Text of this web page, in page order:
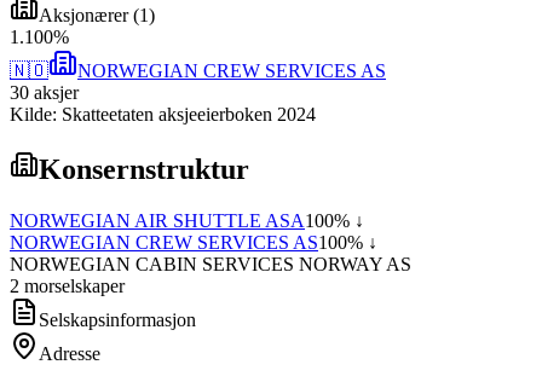
Aksjonærer(1)
1 .100%
🇳🇴
NORWEGIAN CREW SERVICES AS
30 aksjer
Kilde: Skatteetaten aksjeeierboken 2024
Konsernstruktur
NORWEGIAN AIR SHUTTLE ASA100% ↓
NORWEGIAN CREW SERVICES AS100% ↓
NORWEGIAN CABIN SERVICES NORWAY AS
2 morselskaper
Selskapsinformasjon
Adresse